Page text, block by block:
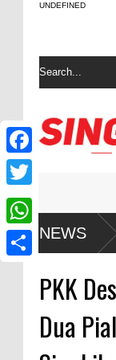
UNDEFINED
NEWS
Hanya 5
PKK
Dua
F
c
e
T
w
W
h